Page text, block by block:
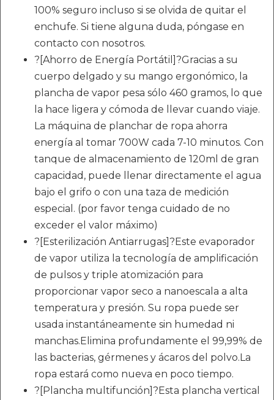
100% seguro incluso si se olvida de quitar el
enchufe. Si tiene alguna duda, póngase en
contacto con nosotros.
?[Ahorro de Energía Portátil]?Gracias a su
cuerpo delgado y su mango ergonómico, la
plancha de vapor pesa sólo 460 gramos, lo que
la hace ligera y cómoda de llevar cuando viaje.
La máquina de planchar de ropa ahorra
energía al tomar 700W cada 7-10 minutos. Con
tanque de almacenamiento de 120ml de gran
capacidad, puede llenar directamente el agua
bajo el grifo o con una taza de medición
especial. (por favor tenga cuidado de no
exceder el valor máximo)
?[Esterilización Antiarrugas]?Este evaporador
de vapor utiliza la tecnología de amplificación
de pulsos y triple atomización para
proporcionar vapor seco a nanoescala a alta
temperatura y presión. Su ropa puede ser
usada instantáneamente sin humedad ni
manchas.Elimina profundamente el 99,99% de
las bacterias, gérmenes y ácaros del polvo.La
ropa estará como nueva en poco tiempo.
?[Plancha multifunción]?Esta plancha vertical